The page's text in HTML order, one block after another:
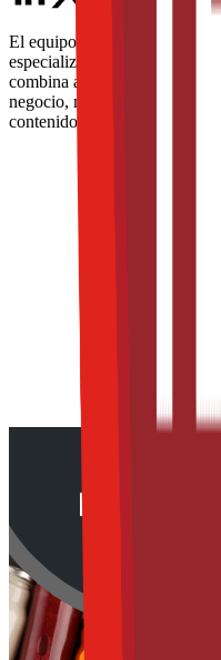
El equipo editorial de The
especializados en la industria
combina análisis técnico,
negocio, nutrición,
contenidos de alto valor